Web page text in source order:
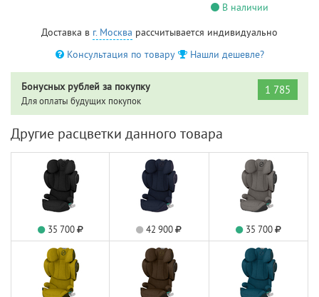
В наличии
Доставка в г. Москва рассчитывается индивидуально
Консультация по товару
Нашли дешевле?
Бонусных рублей за покупку
Для оплаты будущих покупок
1 785
Другие расцветки данного товара
35 700 42 900 35 700